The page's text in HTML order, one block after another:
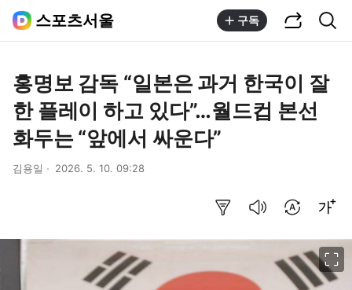
스포츠서울 구독
홍명보 감독 “일본은 과거 한국이 잘
한 플레이 하고 있다”…월드컵 본선
화두는 “앞에서 싸운다”
김용일 2026. 5. 10. 09:28